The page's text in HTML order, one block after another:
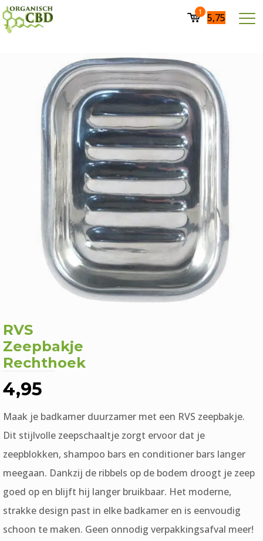
1 5,75
RVS
Zeepbakje
Rechthoek
4,95
Maak je badkamer duurzamer met een RVS zeepbakje.
Dit stijlvolle zeepschaaltje zorgt ervoor dat je
zeepblokken, shampoo bars en conditioner bars langer
meegaan. Dankzij de ribbels op de bodem droogt je zeep
goed op en blijft hij langer bruikbaar. Het moderne,
strakke design past in elke badkamer en is eenvoudig
schoon te maken. Geen onnodig verpakkingsafval meer!